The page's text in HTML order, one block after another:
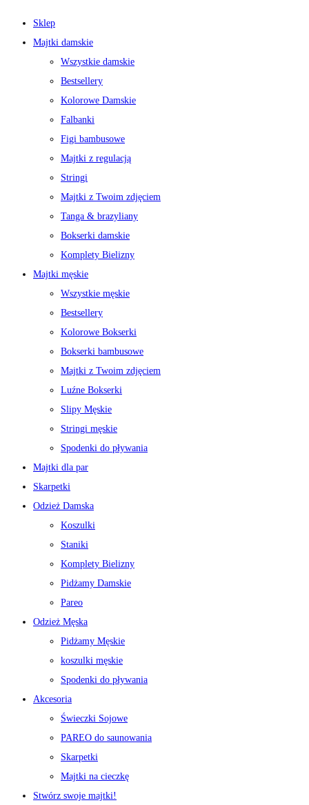
Sklep
Majtki damskie
Wszystkie damskie
Bestsellery
Kolorowe Damskie
Falbanki
Figi bambusowe
Majtki z regulacją
Stringi
Majtki z Twoim zdjęciem
Tanga & brazyliany
Bokserki damskie
Komplety Bielizny
Majtki męskie
Wszystkie męskie
Bestsellery
Kolorowe Bokserki
Bokserki bambusowe
Majtki z Twoim zdjęciem
Luźne Bokserki
Slipy Męskie
Stringi męskie
Spodenki do pływania
Majtki dla par
Skarpetki
Odzież Damska
Koszulki
Staniki
Komplety Bielizny
Pidżamy Damskie
Pareo
Odzież Męska
Pidżamy Męskie
koszulki męskie
Spodenki do pływania
Akcesoria
Świeczki Sojowe
PAREO do saunowania
Skarpetki
Majtki na cieczkę
Stwórz swoje majtki!